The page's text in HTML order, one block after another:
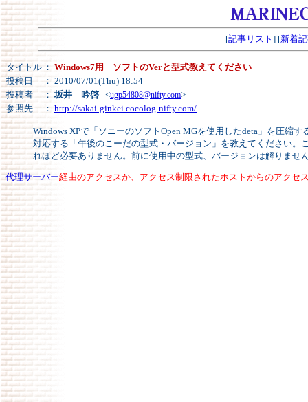
[記事リスト ] [新着
タイトル ： Windows7用 ソフトのVerと型式教えてください
投稿日
： 2010/07/01(Thu) 18:54
投稿者
：坂井 吟啓 <ugp54808@nifty.com>
参照先
： http://sakai-ginkei.cocolog-nifty.com/
Windows XPで「ソニーのソフトOpen MGを使用したdeta」を圧縮
対応する「午後のこーだの型式・バージョン」を教えてください
れほど必要ありません。前に使用中の型式、バージョンは解りませ
代理サーバー経由のアクセスか、アクセス制限されたホストからのアクセ